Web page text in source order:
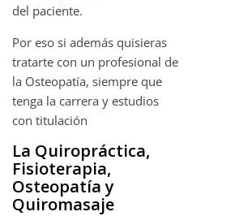
del paciente.
Por eso si además quisieras
tratarte con un profesional de
la Osteopatía, siempre que
tenga la carrera y estudios
con titulación
La Quiropráctica,
Fisioterapia,
Osteopatía y
Quiromasaje